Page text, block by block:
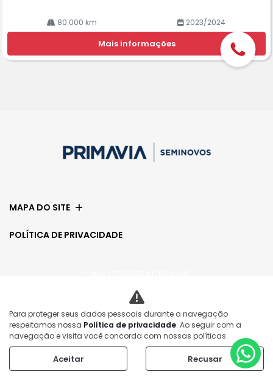
80.000 km 2023/2024
Mais informações
MAPA DO SITE
POLÍTICA DE PRIVACIDADE
No trânsito, enxergar o outro salva vidas.
Para proteger seus dados pessoais durante a navegação
respeitamos nossa Política de privacidade. Ao seguir com a
navegação e visita você concorda com nossas políticas.
Aceitar Recusar